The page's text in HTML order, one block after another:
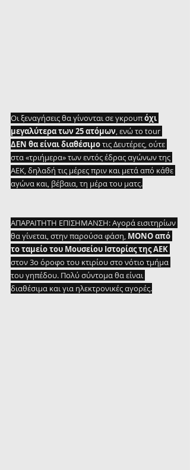
Οι ξεναγήσεις θα γίνονται σε γκρουπ όχι
μεγαλύτερα των 25 ατόμων, ενώ το tour
ΔΕΝ θα είναι διαθέσιμο τις Δευτέρες, ούτε
στα «τριήμερα» των εντός έδρας αγώνων της
ΑΕΚ, δηλαδή τις μέρες πριν και μετά από κάθε
αγώνα και, βέβαια, τη μέρα του ματς.
ΑΠΑΡΑΙΤΗΤΗ ΕΠΙΣΗΜΑΝΣΗ: Αγορά εισιτηρίων
θα γίνεται, στην παρούσα φάση, ΜΟΝΟ από
το ταμείο του Μουσείου Ιστορίας της ΑΕΚ
στον 3ο όροφο του κτιρίου στο νότιο τμήμα
του γηπέδου. Πολύ σύντομα θα είναι
διαθέσιμα και για ηλεκτρονικές αγορές.